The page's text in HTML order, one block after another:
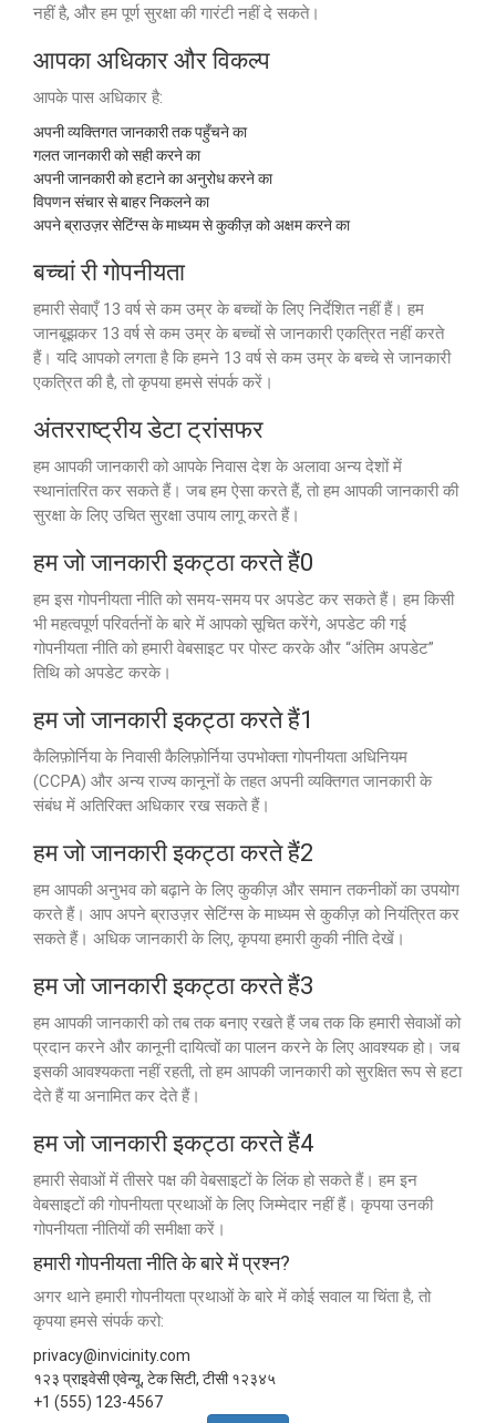
नहीं है, और हम पूर्ण सुरक्षा की गारंटी नहीं दे सकते।
आपका अधिकार और विकल्प
आपके पास अधिकार है:
अपनी व्यक्तिगत जानकारी तक पहुँचने का
गलत जानकारी को सही करने का
अपनी जानकारी को हटाने का अनुरोध करने का
विपणन संचार से बाहर निकलने का
अपने ब्राउज़र सेटिंग्स के माध्यम से कुकीज़ को अक्षम करने का
बच्चां री गोपनीयता
हमारी सेवाएँ 13 वर्ष से कम उम्र के बच्चों के लिए निर्देशित नहीं हैं। हम
जानबूझकर 13 वर्ष से कम उम्र के बच्चों से जानकारी एकत्रित नहीं करते
हैं। यदि आपको लगता है कि हमने 13 वर्ष से कम उम्र के बच्चे से जानकारी
एकत्रित की है, तो कृपया हमसे संपर्क करें।
अंतरराष्ट्रीय डेटा ट्रांसफर
हम आपकी जानकारी को आपके निवास देश के अलावा अन्य देशों में
स्थानांतरित कर सकते हैं। जब हम ऐसा करते हैं, तो हम आपकी जानकारी की
सुरक्षा के लिए उचित सुरक्षा उपाय लागू करते हैं।
हम जो जानकारी इकट्ठा करते हैं0
हम इस गोपनीयता नीति को समय-समय पर अपडेट कर सकते हैं। हम किसी
भी महत्वपूर्ण परिवर्तनों के बारे में आपको सूचित करेंगे, अपडेट की गई
गोपनीयता नीति को हमारी वेबसाइट पर पोस्ट करके और “अंतिम अपडेट”
तिथि को अपडेट करके।
हम जो जानकारी इकट्ठा करते हैं1
कैलिफ़ोर्निया के निवासी कैलिफ़ोर्निया उपभोक्ता गोपनीयता अधिनियम
(CCPA) और अन्य राज्य कानूनों के तहत अपनी व्यक्तिगत जानकारी के
संबंध में अतिरिक्त अधिकार रख सकते हैं।
हम जो जानकारी इकट्ठा करते हैं2
हम आपकी अनुभव को बढ़ाने के लिए कुकीज़ और समान तकनीकों का उपयोग
करते हैं। आप अपने ब्राउज़र सेटिंग्स के माध्यम से कुकीज़ को नियंत्रित कर
सकते हैं। अधिक जानकारी के लिए, कृपया हमारी कुकी नीति देखें।
हम जो जानकारी इकट्ठा करते हैं3
हम आपकी जानकारी को तब तक बनाए रखते हैं जब तक कि हमारी सेवाओं को
प्रदान करने और कानूनी दायित्वों का पालन करने के लिए आवश्यक हो। जब
इसकी आवश्यकता नहीं रहती, तो हम आपकी जानकारी को सुरक्षित रूप से हटा
देते हैं या अनामित कर देते हैं।
हम जो जानकारी इकट्ठा करते हैं4
हमारी सेवाओं में तीसरे पक्ष की वेबसाइटों के लिंक हो सकते हैं। हम इन
वेबसाइटों की गोपनीयता प्रथाओं के लिए जिम्मेदार नहीं हैं। कृपया उनकी
गोपनीयता नीतियों की समीक्षा करें।
हमारी गोपनीयता नीति के बारे में प्रश्न?
अगर थाने हमारी गोपनीयता प्रथाओं के बारे में कोई सवाल या चिंता है, तो
कृपया हमसे संपर्क करो:
privacy@invicinity.com
१२३ प्राइवेसी एवेन्यू, टेक सिटी, टीसी १२३४५
+1 (555) 123-4567